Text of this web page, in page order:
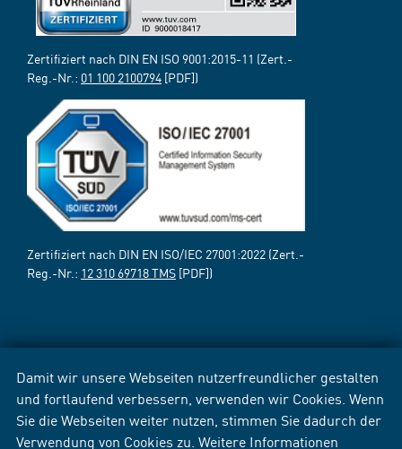
Damit wir unsere Webseiten nutzerfreundlicher gestalten
und fortlaufend verbessern, verwenden wir Cookies. Wenn
Sie die Webseiten weiter nutzen, stimmen Sie dadurch der
Verwendung von Cookies zu. Weitere Informationen
Zertifiziert nach DIN EN ISO 9001:2015-11 (Zert.-
Reg.-Nr.: 01 100 2100794 [PDF])
Zertifiziert nach DIN EN ISO/IEC 27001:2022 (Zert.-
Reg.-Nr.: 12 310 69718 TMS [PDF])